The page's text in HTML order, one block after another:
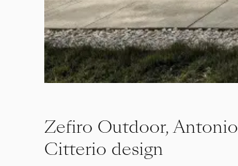
Zefiro Outdoor, Antonio
Citterio design